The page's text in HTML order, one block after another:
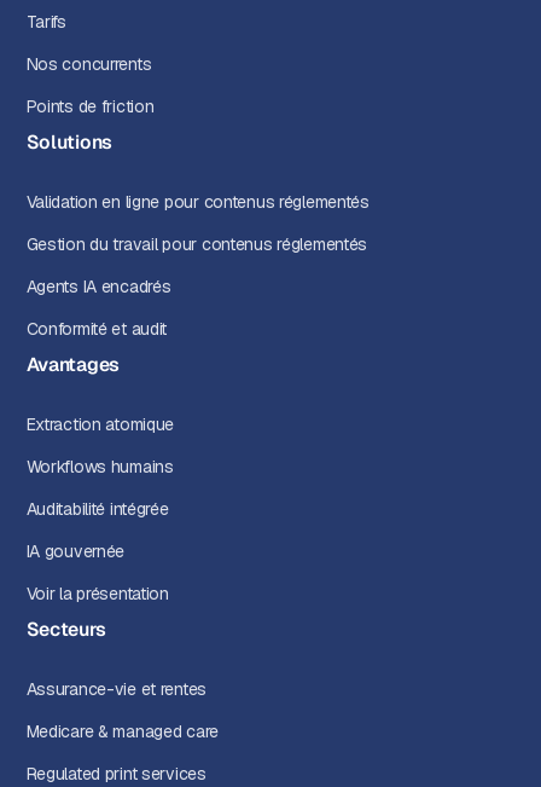
Tarifs
Nos concurrents
Points de friction
Solutions
Validation en ligne pour contenus réglementés
Gestion du travail pour contenus réglementés
Agents IA encadrés
Conformité et audit
Avantages
Extraction atomique
Workflows humains
Auditabilité intégrée
IA gouvernée
Voir la présentation
Secteurs
Assurance-vie et rentes
Medicare & managed care
Regulated print services